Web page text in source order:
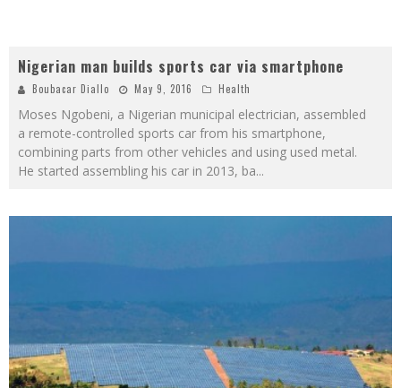
Nigerian man builds sports car via smartphone
Boubacar Diallo May 9, 2016 Health
Moses Ngobeni, a Nigerian municipal electrician, assembled
a remote-controlled sports car from his smartphone,
combining parts from other vehicles and using used metal.
He started assembling his car in 2013, ba...